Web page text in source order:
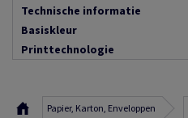
Technische informatie
Basiskleur
Printtechnologie
Papier, Karton, Enveloppen